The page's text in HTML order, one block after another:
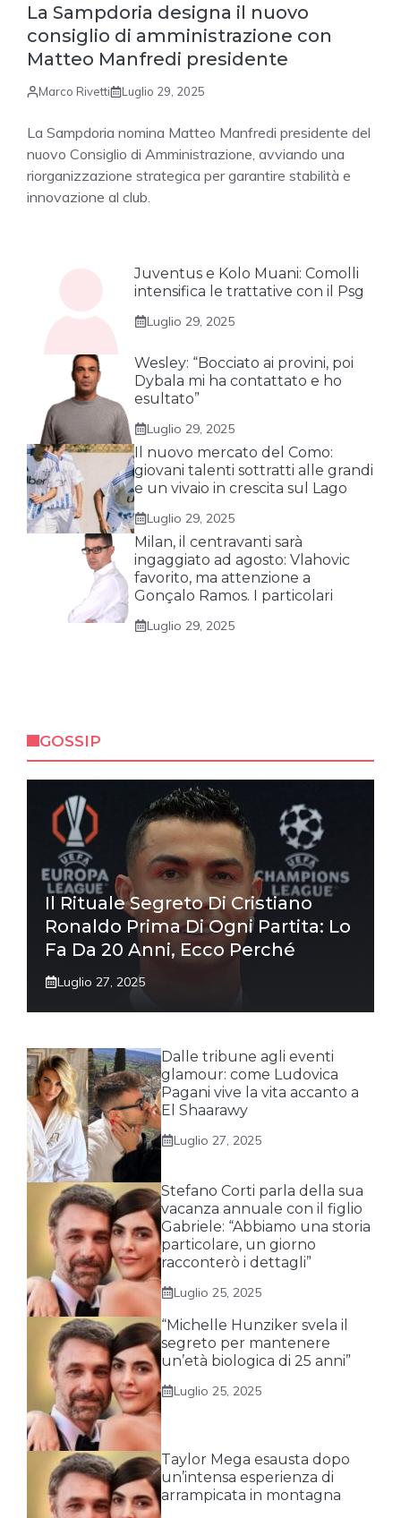
La Sampdoria designa il nuovo
consiglio di amministrazione con
Matteo Manfredi presidente
Marco Rivetti Luglio 29, 2025
La Sampdoria nomina Matteo Manfredi presidente del
nuovo Consiglio di Amministrazione, avviando una
riorganizzazione strategica per garantire stabilità e
innovazione al club.
Juventus e Kolo Muani: Comolli
intensifica le trattative con il Psg
Luglio 29, 2025
Wesley: “Bocciato ai provini, poi
Dybala mi ha contattato e ho
esultato”
Luglio 29, 2025
Il nuovo mercato del Como:
giovani talenti sottratti alle grandi
e un vivaio in crescita sul Lago
Luglio 29, 2025
Milan, il centravanti sarà
ingaggiato ad agosto: Vlahovic
favorito, ma attenzione a
Gonçalo Ramos. I particolari
Luglio 29, 2025
GOSSIP
Il Rituale Segreto Di Cristiano
Ronaldo Prima Di Ogni Partita: Lo
Fa Da 20 Anni, Ecco Perché
Luglio 27, 2025
Dalle tribune agli eventi
glamour: come Ludovica
Pagani vive la vita accanto a
El Shaarawy
Luglio 27, 2025
Stefano Corti parla della sua
vacanza annuale con il figlio
Gabriele: “Abbiamo una storia
particolare, un giorno
racconterò i dettagli”
Luglio 25, 2025
“Michelle Hunziker svela il
segreto per mantenere
un’età biologica di 25 anni”
Luglio 25, 2025
Taylor Mega esausta dopo
un’intensa esperienza di
arrampicata in montagna